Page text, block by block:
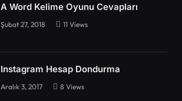
A Word Kelime Oyunu Cevapları
Şubat 27, 2018 11 Views
Instagram Hesap Dondurma
Aralık 3, 2017 8 Views